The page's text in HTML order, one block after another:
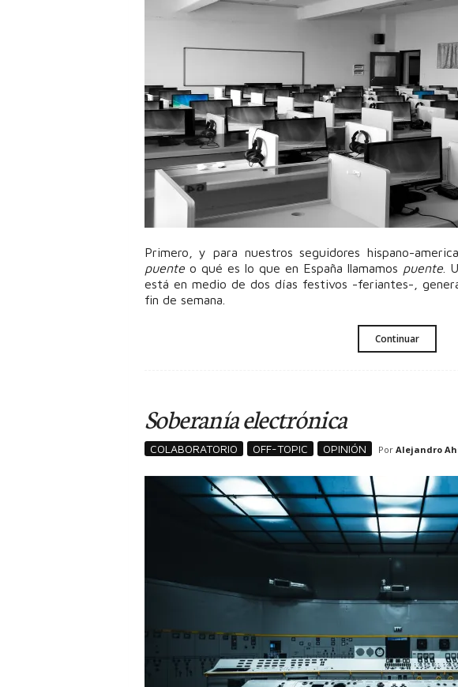
Primero, y para nuestros seguidores hispano-
puenteo qué es lo que en España llamamos puente .
está en medio de dos días festivos -feriantes-,
fin de semana.
Continuar
Soberanía electrónica
COLABORATORIO OFF-TOPIC OPINIÓN Por Alejandro